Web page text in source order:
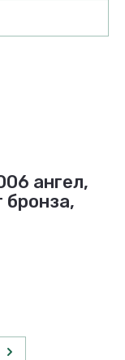
ангел,